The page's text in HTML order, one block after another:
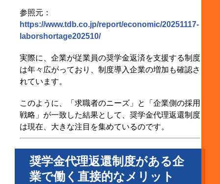
参照元：
https://www.tdb.co.jp/report/economic/20251117-
laborshortage202510/
実際に、企業が従業員の奨学金返済を支援する制度
は年々広がっており、制度導入企業の増加も確認さ
れています。
このように、「求職者のニーズ」と「企業側の採用
戦略」が一致した結果として、奨学金代理返還制度
は現在、大きな注目を集めているのです。
奨学金代理返還制度がある企
業で働く直接的なメリット